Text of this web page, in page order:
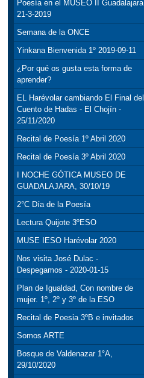
Poesía en el MUSEO II Guadalajara
21-3-2019
Semana de la ONCE
Yinkana Bienvenida 1º 2019-09-11
¿Por qué os gusta esta forma de
aprender?
EL Harévolar cambiando El Final del
Cuento de Hadas - El Chojín -
25/11/2020
Recital de Poesía 1º Abril 2020
Recital de Poesía 3º Abril 2020
I NOCHE GÓTICA MUSEO DE
GUADALAJARA, 30/10/19
2°C Día de la Poesía
Lectura Quijote 3ºESO
MUSE IESO Harévolar 2020
Nos visita José Dulac -
Despegamos - 2020-01-15
Plan de Igualdad, Con nombre de
mujer. 1º, 2º y 3º de la ESO
Recital de Poesia 3ºB e invitados
Somos ARTE
Bosque de Valdenazar 1°A,
29/10/2020